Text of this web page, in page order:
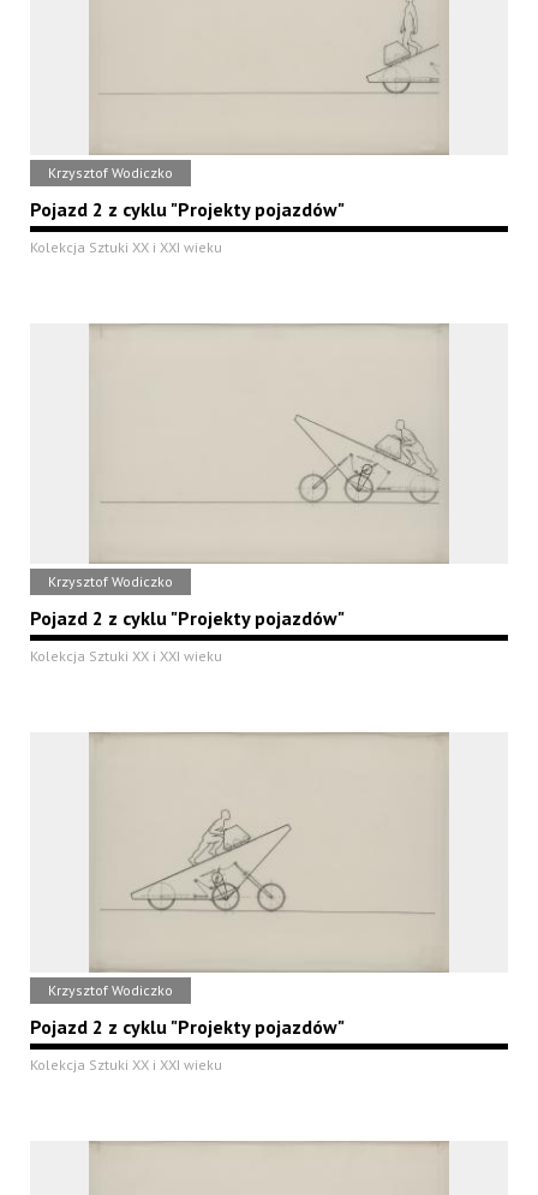
Krzysztof Wodiczko
Pojazd 2 z cyklu "Projekty pojazdów"
Kolekcja Sztuki XX i XXI wieku
Krzysztof Wodiczko
Pojazd 2 z cyklu "Projekty pojazdów"
Kolekcja Sztuki XX i XXI wieku
Krzysztof Wodiczko
Pojazd 2 z cyklu "Projekty pojazdów"
Kolekcja Sztuki XX i XXI wieku